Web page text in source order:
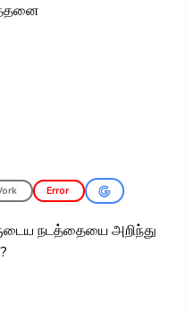
Error
நடத்தையை அறிந்து